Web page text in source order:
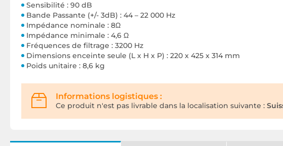
Sensibilité : 90 dB
Bande Passante (+/- 3dB) : 44 – 22 000 Hz
Impédance nominale : 8Ω
Impédance minimale : 4,6 Ω
Fréquences de filtrage : 3200 Hz
Dimensions enceinte seule (L x H x P) : 220 x 425 x 314 mm
Poids unitaire : 8,6 kg
Informations logistiques :
Ce produit n'est pas livrable dans la localisation suivante :